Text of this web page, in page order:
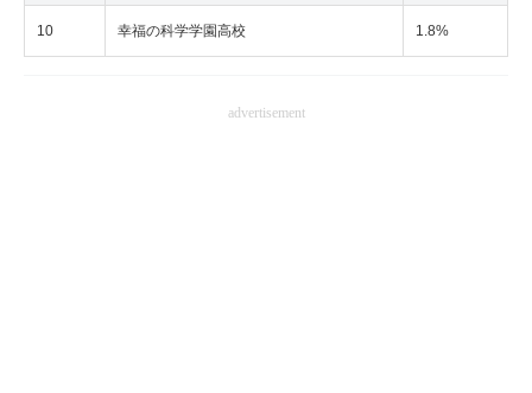
10 幸福の科学学園高校 1.8%
advertisement